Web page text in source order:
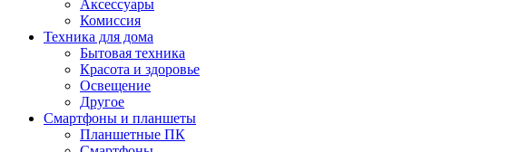
Аксессуары
Комиссия
Техника для дома
Бытовая техника
Красота и здоровье
Освещение
Другое
Смартфоны и планшеты
Планшетные ПК